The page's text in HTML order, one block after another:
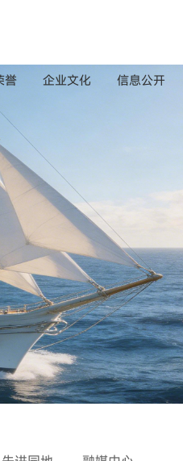
誉 企业文化 信息公开